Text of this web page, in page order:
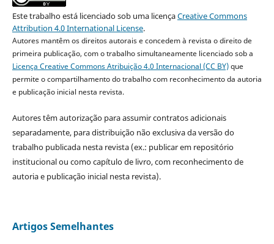
Este trabalho está licenciado sob uma licençaCreative Commons
Attribution 4.0 International License.
Autores mantêm os direitos autorais e concedem à revista o direito de
primeira publicação, com o trabalho simultaneamente licenciado sob a
Licença Creative Commons Atribuição 4.0 Internacional (CC BY)que
permite o compartilhamento do trabalho com reconhecimento da autoria
e publicação inicial nesta revista.
Autores têm autorização para assumir contratos adicionais
separadamente, para distribuição não exclusiva da versão do
trabalho publicada nesta revista (ex.: publicar em repositório
institucional ou como capítulo de livro, com reconhecimento de
autoria e publicação inicial nesta revista).
Artigos Semelhantes